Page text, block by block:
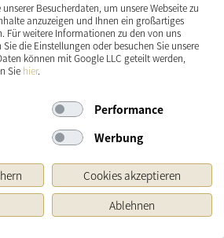
folgenden Zweck: Der ungewöhnliche
dem Grün des Tannenbaums versteckt.
nicht um eine gewöhnliche Essiggurke aus
einen Christbaumanhänger aus Glas, der
hat.
extra zu kaufen. Am Heiligabend wird dann
gesucht, denn wer ihn zuerst entdeckt, darf
selbst basteln
dem Weihnachtsbaum eine persönliche
klassische Weihnachtskugeln perfekt und
Festtagsdekoration. Besonders Sterne zählen zu
Besucherdaten, um unsere Webseite zu
anzuzeigen und Ihnen ein großartiges
Für weitere Informationen zu den von uns
die Einstellungen oder besuchen Sie unsere
können mit Google LLC geteilt werden,
Sie hier.
Performance
Werbung
Cookies akzeptieren
Ablehnen